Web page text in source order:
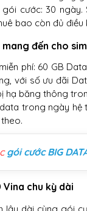
cước: 30
bao còn đủ điều
đến cho
phí: 60 GB
với số ưu đãi
hạ băng thông
trong ngày
gói cước BIG
Vina chu kỳ dài